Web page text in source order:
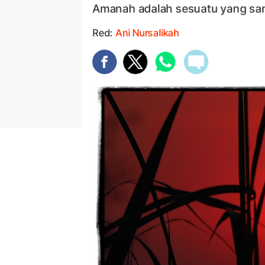
Amanah adalah sesuatu yang
Red: Ani Nursalikah